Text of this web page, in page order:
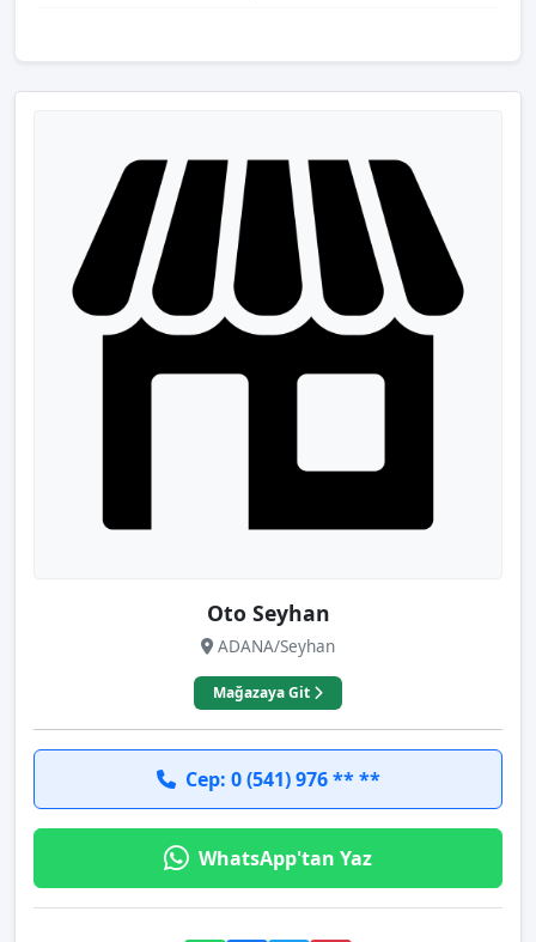
Oto Seyhan
ADANA/Seyhan
Mağazaya Git
Cep: 0 (541) 976 ** **
WhatsApp'tan Yaz